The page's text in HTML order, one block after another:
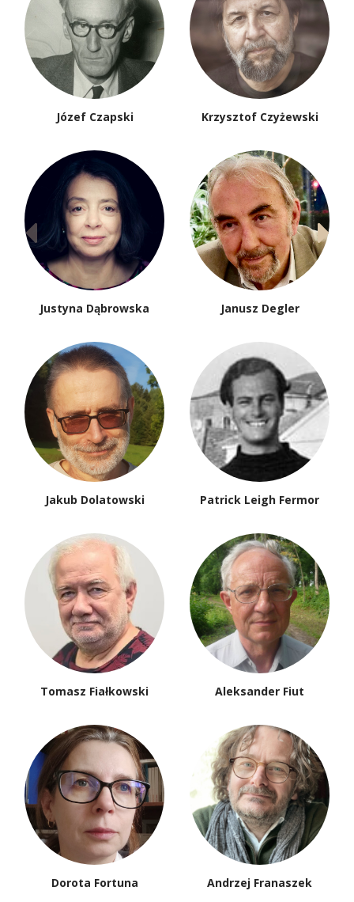
Józef Czapski Krzysztof Czyżewski
Justyna Dąbrowska Janusz Degler
Jakub Dolatowski Patrick Leigh Fermor
Tomasz Fiałkowski Aleksander Fiut
Dorota Fortuna Andrzej Franaszek